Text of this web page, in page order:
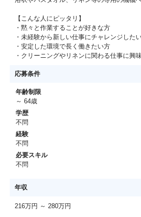
【こんな人にピッタリ】
・黙々と作業することが好きな方
・未経験から新しい仕事にチャレンジした
・安定した環境で長く働きたい方
・クリーニングやリネンに関わる仕事に興
応募条件
年齢制限
～ 64歳
学歴
不問
経験
不問
必要スキル
不問
年収
216万円 ～ 280万円